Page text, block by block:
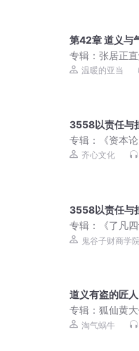
第42章 道义与
专辑：张居正直
温暖的亚当
3558以责任与
专辑：
《资本
读懂经济学
齐心文化
3558以责任与
专辑：
《了凡
鬼谷子财商学院
道义有盗的匠人
专辑：狐仙黄
淘气蜗牛